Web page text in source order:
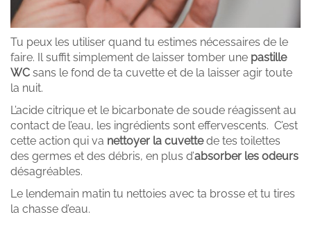
Tu peux les utiliser quand tu estimes nécessaires de le
faire. Il suffit simplement de laisser tomber une pastille
WC sans le fond de ta cuvette et de la laisser agir toute
la nuit.
L’acide citrique et le bicarbonate de soude réagissent au
contact de l’eau, les ingrédients sont effervescents. C’est
cette action qui va nettoyer la cuvettede tes toilettes
des germes et des débris, en plus d’absorber les odeurs
désagréables.
Le lendemain matin tu nettoies avec ta brosse et tu tires
la chasse d’eau.